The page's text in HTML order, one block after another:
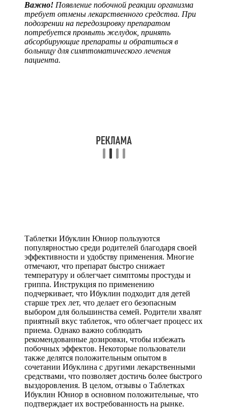
Важно! Появление побочной реакции организма
требует отмены лекарственного средства. При
подозрении на передозировку препаратом
потребуется промыть желудок, принять
абсорбирующие препараты и обратиться в
больницу для симптоматического лечения
пациента.
Таблетки Ибуклин Юниор пользуются
популярностью среди родителей благодаря своей
эффективности и удобству применения. Многие
отмечают, что препарат быстро снижает
температуру и облегчает симптомы простуды и
гриппа. Инструкция по применению
подчеркивает, что Ибуклин подходит для детей
старше трех лет, что делает его безопасным
выбором для большинства семей. Родители хвалят
приятный вкус таблеток, что облегчает процесс их
приема. Однако важно соблюдать
рекомендованные дозировки, чтобы избежать
побочных эффектов. Некоторые пользователи
также делятся положительным опытом в
сочетании Ибуклина с другими лекарственными
средствами, что позволяет достичь более быстрого
выздоровления. В целом, отзывы о Таблетках
Ибуклин Юниор в основном положительные, что
подтверждает их востребованность на рынке.